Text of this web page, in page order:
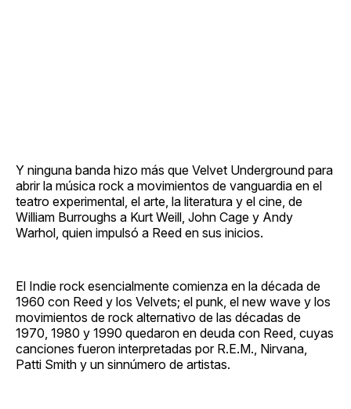
Y ninguna banda hizo más que Velvet Underground para
abrir la música rock a movimientos de vanguardia en el
teatro experimental, el arte, la literatura y el cine, de
William Burroughs a Kurt Weill, John Cage y Andy
Warhol, quien impulsó a Reed en sus inicios.
El Indie rock esencialmente comienza en la década de
1960 con Reed y los Velvets; el punk, el new wave y los
movimientos de rock alternativo de las décadas de
1970, 1980 y 1990 quedaron en deuda con Reed, cuyas
canciones fueron interpretadas por R.E.M., Nirvana,
Patti Smith y un sinnúmero de artistas.